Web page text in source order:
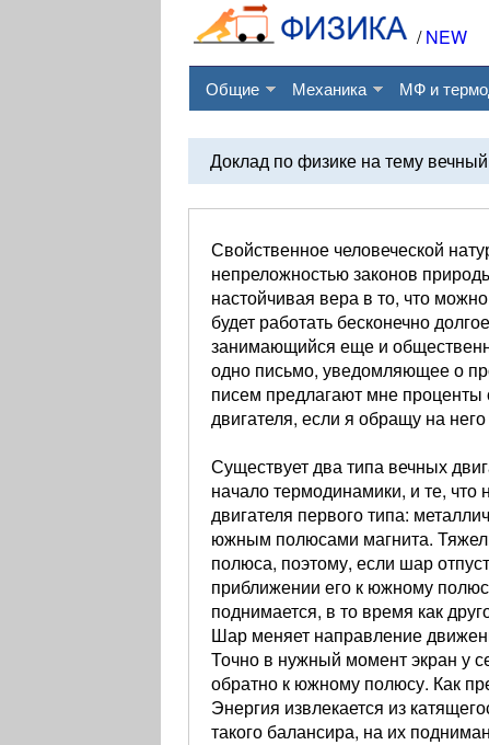
/NEW
Общие Механика МФ и
Доклад по физике на тему вечный
Свойственное человеческой
непреложностью законов
настойчивая вера в то, что
будет работать бесконечно
занимающийся еще и
одно письмо, уведомляющее о
писем предлагают мне проценты
двигателя, если я обращу на
Существует два типа вечных
начало термодинамики, и те,
двигателя первого типа:
южным полюсами магнита.
полюса, поэтому, если шар
приближении его к южному
поднимается, в то время как
Шар меняет направление
Точно в нужный момент экран у
обратно к южному полюсу. Как
Энергия извлекается из
такого балансира, на их